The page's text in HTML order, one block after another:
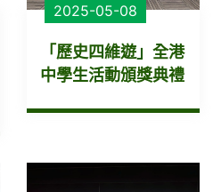
2025-05-08
「歷史四維遊」全港
中學生活動頒獎典禮